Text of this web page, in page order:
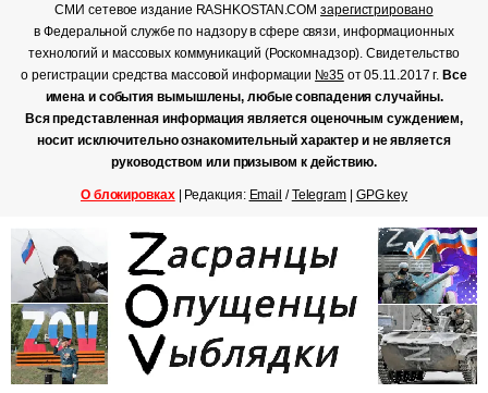
СМИ сетевое издание RASHKOSTAN.COMзарегистрировано
в Федеральной службе по надзору в сфере связи, информационных
технологий и массовых коммуникаций (Роскомнадзор). Свидетельство
о регистрации средства массовой информации №35от 05.11.2017 г.Все
имена и события вымышлены, любые совпадения случайны.
Вся представленная информация является оценочным суждением,
носит исключительно ознакомительный характер и не является
руководством или призывом к действию.
О блокировках| Редакция: Email /Telegram| GPG key